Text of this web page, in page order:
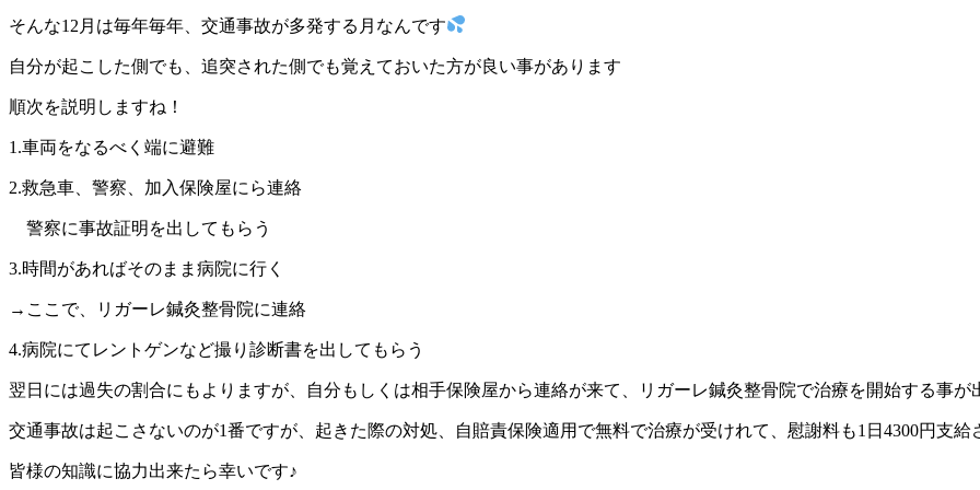
そんな12月は毎年毎年、交通事故が多発する月なんです
自分が起こした側でも、追突された側でも覚えておいた方が良い事があります
順次を説明しますね！
1.車両をなるべく端に避難
2.救急車、警察、加入保険屋にら連絡
警察に事故証明を出してもらう
3.時間があればそのまま病院に行く
→ここで、リガーレ鍼灸整骨院に連絡
4.病院にてレントゲンなど撮り診断書を出してもらう
翌日には過失の割合にもよりますが、自分もしくは相手保険屋から連絡が来て、リガーレ鍼灸整骨院で治療を開始する事が
交通事故は起こさないのが1番ですが、起きた際の対処、自賠責保険適用で無料で治療が受けれて、慰謝料も1日4300円支給
皆様の知識に協力出来たら幸いです♪